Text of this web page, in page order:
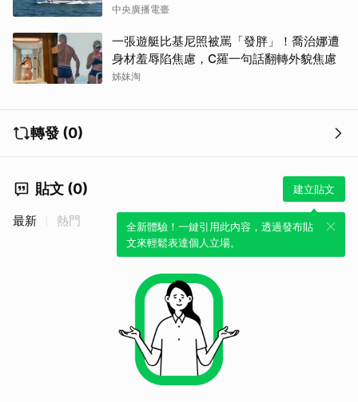
中央廣播電臺
一張遊艇比基尼照被罵「發胖」！喬治娜遭
身材羞辱陷焦慮，C羅一句話翻轉外貌焦慮
姊妹淘
轉發 (0)
貼文 (0) 建立貼文
全新體驗！一鍵引用此內容，透過發布貼
文來輕鬆表達個人立場。
最新 熱門